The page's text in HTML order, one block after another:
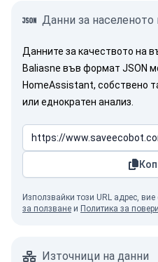
Данни за
Данните за качеството на
Baliasne във формат JSON
HomeAssistant, собствено
или еднократен анализ.
Използвайки този URL адрес,
за ползване и Политика за
Източници на данни